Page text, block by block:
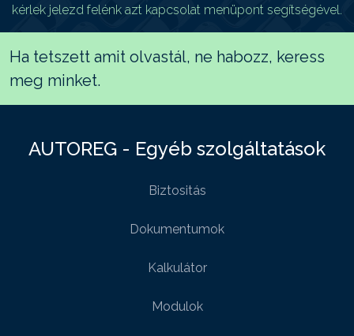
kérlek jelezd felénk azt kapcsolat menüpont segítségével.
Ha tetszett amit olvastál, ne habozz, keress
meg minket.
AUTOREG - Egyéb szolgáltatások
Biztositás
Dokumentumok
Kalkulátor
Modulok